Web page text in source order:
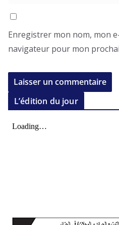
Enregistrer mon nom, mon
navigateur pour mon
L’édition du jour